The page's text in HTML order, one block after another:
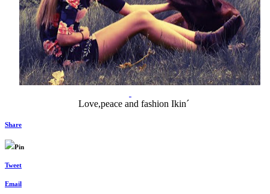
Love,peace and fashion Ikin´
Share
Pin
Tweet
Email